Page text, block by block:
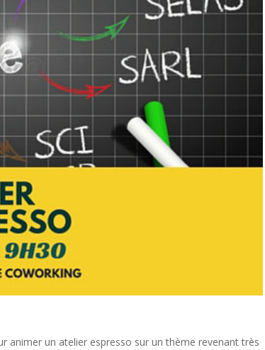
animer un atelier espresso sur un thème revenant très